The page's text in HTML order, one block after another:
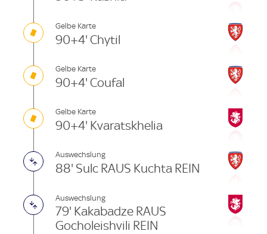
Gelbe Karte
90+4' Chytil
Gelbe Karte
90+4' Coufal
Gelbe Karte
90+4' Kvaratskhelia
Auswechslung
88' Sulc RAUS Kuchta REIN
Auswechslung
79' Kakabadze RAUS
Gocholeishvili REIN